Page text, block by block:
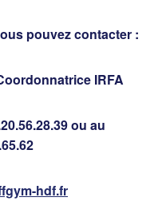
pouvez contacter :
IRFA
ou au
hdf.fr